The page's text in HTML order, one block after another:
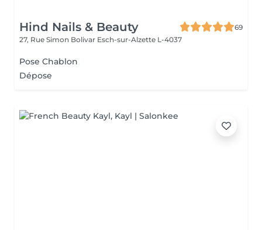
Hind Nails & Beauty
69
27, Rue Simon Bolivar Esch-sur-Alzette L-4037
Pose Chablon
Dépose